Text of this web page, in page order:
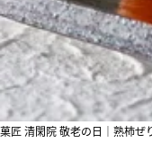
菓匠 清閑院 敬老の日｜熟柿ぜ